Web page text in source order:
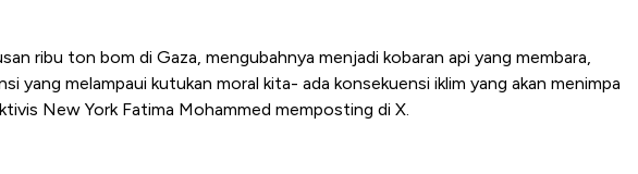
ribu ton bom di Gaza, mengubahnya menjadi kobaran api yang membara,
yang melampaui kutukan moral kita- ada konsekuensi iklim yang akan menimpa
New York Fatima Mohammed memposting di X.